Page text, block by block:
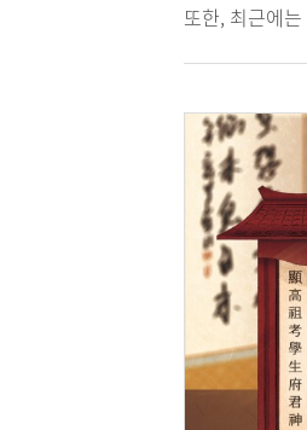
또한, 최근에